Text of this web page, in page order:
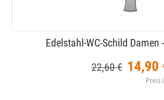
Edelstahl-​WC-​Schild Damen
22,60 € 14,90
Preis